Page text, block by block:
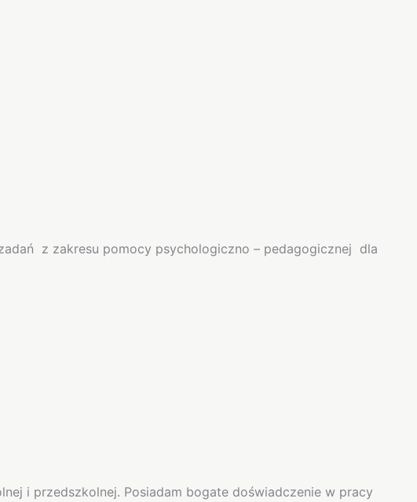
z zakresu pomocy psychologiczno – pedagogicznej dla
i przedszkolnej. Posiadam bogate doświadczenie w pracy